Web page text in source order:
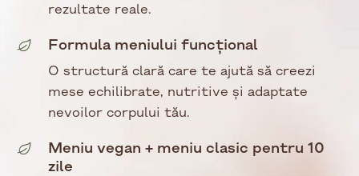
rezultate reale.
Formula meniului funcțional
O structură clară care te ajută să creezi
mese echilibrate, nutritive și adaptate
nevoilor corpului tău.
Meniu vegan + meniu clasic pentru 10
zile